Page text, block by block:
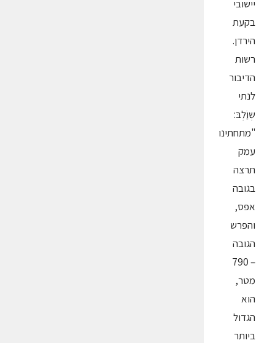
יישובי
בקעת
הירדן.
רשות
הדיבור
לנתי
שְוַֹלְבּ:
"מתחתינו
עמק
תרצה
בגובה
אפס,
והפרש
הגובה
– 790
מטר,
הוא
הגדול
ביותר